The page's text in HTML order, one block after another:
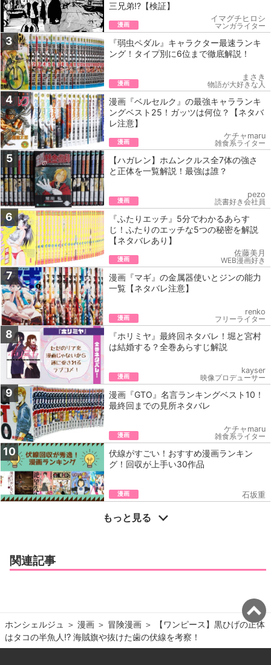
三兄弟!?【検証】
漫画
イマグチヒロシ
マンガライター
3
『弱虫ペダル』キャラクター最速ランキ
ング！タイプ別に6位まで徹底解説！
漫画
まさき
物語が大好きな人
4
漫画『ベルセルク』の最強キャラランキ
ングベスト25！ガッツは何位？【ネタバ
レ注意】
漫画
ケチャmaru
雑食系ライター
5
【ハガレン】ホムンクルス全7体の強さ
と正体を一覧解説！最強は誰？
漫画
pezo
読書好き会社員
6
『ふたりエッチ』5‌分‌で‌わ‌か‌る‌あらす
じ！‌ふたりのエッチな5つの秘密を解説
【ネ‌タ‌バ‌レ‌あ‌り】
漫画
佐藤美月
WEB漫画好き
7
漫画『マギ』の金属器使いとジンの能力
一覧【ネタバレ注意】
漫画
renko
フリーライター
8
『ホリミヤ』最終回ネタバレ！堀と宮村
は結婚する？全巻あらすじ解説
漫画
kayser
映像プロデューサー
9
漫画『GTO』名言ランキングベスト10！
最終回までの見所ネタバレ
漫画
ケチャmaru
雑食系ライター
10
伏線がすごい！おすすめ漫画ランキン
グ！回収が上手い30作品
漫画 石坂重
もっと見る
関連記事
ホンシェルジュ ＞ 漫画 ＞ 冒険漫画 ＞
【ワンピース】黒ひげの正体
はタコの半魚人!? 海賊旗や抜けた歯の伏線を考察！